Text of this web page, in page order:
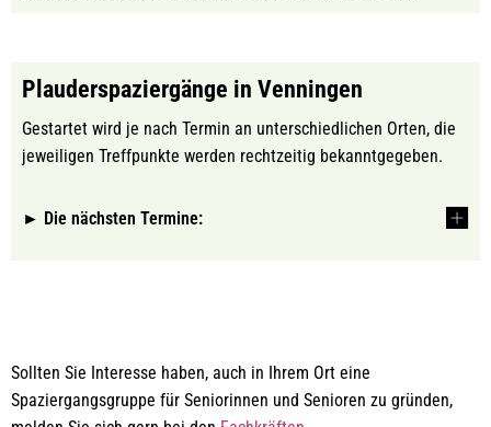
Plauderspaziergänge in Venningen
Gestartet wird je nach Termin an unterschiedlichen Orten, die
jeweiligen Treffpunkte werden rechtzeitig bekanntgegeben.
► Die nächsten Termine:
Sollten Sie Interesse haben, auch in Ihrem Ort eine
Spaziergangsgruppe für Seniorinnen und Senioren zu gründen,